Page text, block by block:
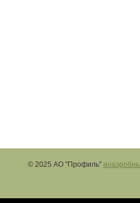
© 2025 АО "Профиль"